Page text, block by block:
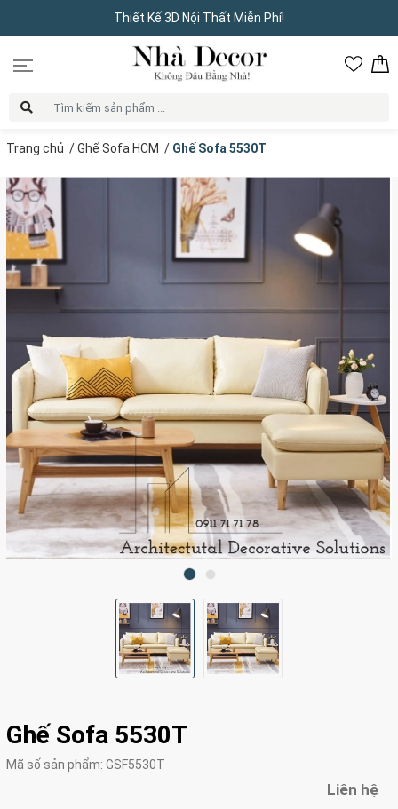
Thiết Kế 3D Nội Thất Miễn Phí!
Trang chủ /Ghế Sofa HCM / Ghế Sofa 5530T
Ghế Sofa 5530T
Mã số sản phẩm: GSF5530T
Liên hệ